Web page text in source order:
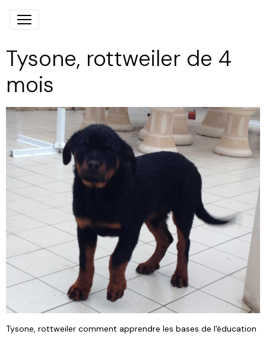
Tysone, rottweiler de 4
mois
Tysone, rottweiler comment apprendre les bases de l'éducation